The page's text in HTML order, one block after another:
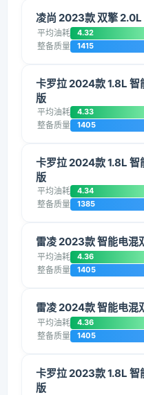
凌尚 2023款 双擎 2.0L
平均油耗 4.32
整备质量 1415
卡罗拉 2024款 1.8L 智
版
平均油耗 4.33
整备质量 1405
卡罗拉 2024款 1.8L 智
版
平均油耗 4.34
整备质量 1385
雷凌 2023款 智能电混
平均油耗 4.36
整备质量 1405
雷凌 2024款 智能电混
平均油耗 4.36
整备质量 1405
卡罗拉 2023款 1.8L 智
版